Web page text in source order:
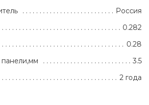
Россия
0.282
0.28
3.5
2 года